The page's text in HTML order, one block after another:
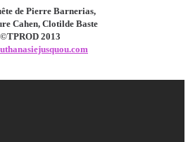
de Pierre Barnerias,
Cahen, Clotilde Baste
©TPROD 2013